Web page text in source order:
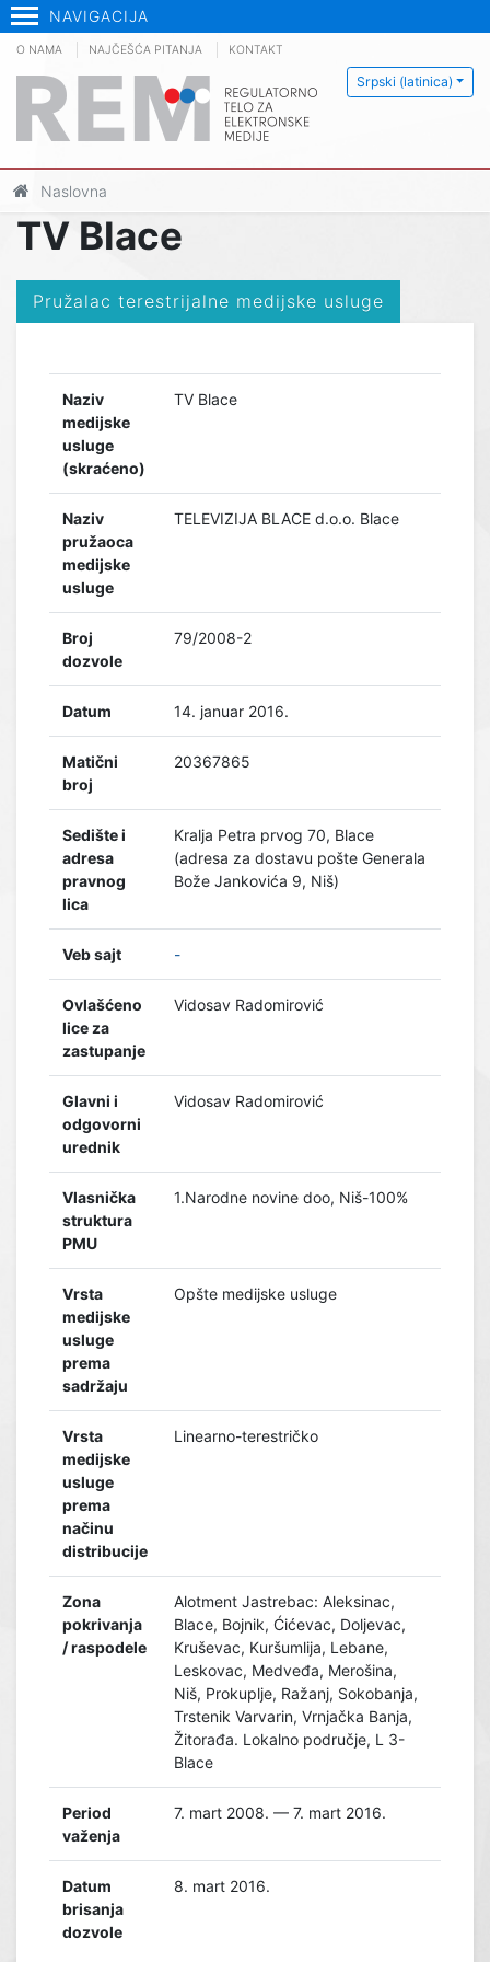
NAVIGACIJA
Srpski (latinica)
O NAMA NAJČEŠĆA PITANJA KONTAKT
Naslovna
TV Blace
Pružalac terestrijalne medijske usluge
Naziv
medijske
usluge
(skraćeno)
TV Blace
Naziv
pružaoca
medijske
usluge
TELEVIZIJA BLACE d.o.o. Blace
Broj
dozvole
79/2008-2
Datum 14. januar 2016.
Matični
broj
20367865
Sedište i
adresa
pravnog
lica
Kralja Petra prvog 70, Blace
(adresa za dostavu pošte Generala
Bože Jankovića 9, Niš)
Veb sajt -
Ovlašćeno
lice za
zastupanje
Vidosav Radomirović
Glavni i
odgovorni
urednik
Vidosav Radomirović
Vlasnička
struktura
PMU
1.Narodne novine doo, Niš-100%
Vrsta
medijske
usluge
prema
sadržaju
Opšte medijske usluge
Vrsta
medijske
usluge
prema
načinu
distribucije
Linearno-terestričko
Zona
pokrivanja
/ raspodele
Alotment Jastrebac: Aleksinac,
Blace, Bojnik, Ćićevac, Doljevac,
Kruševac, Kuršumlija, Lebane,
Leskovac, Medveđa, Merošina,
Niš, Prokuplje, Ražanj, Sokobanja,
Trstenik Varvarin, Vrnjačka Banja,
Žitorađa. Lokalno područje, L 3-
Blace
Period
važenja
7. mart 2008. — 7. mart 2016.
Datum
brisanja
dozvole
8. mart 2016.